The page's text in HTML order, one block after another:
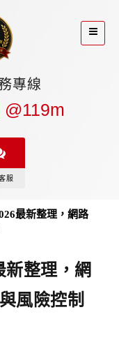
專線
@119m
服
最新整理，網路
整理，網
風險控制